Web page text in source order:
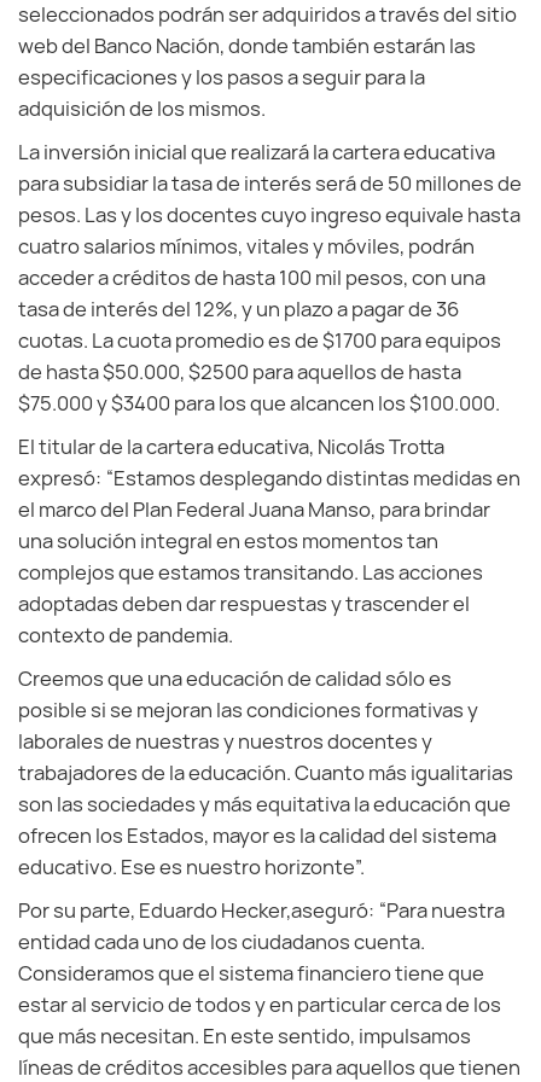
seleccionados podrán ser adquiridos a través del sitio
web del Banco Nación, donde también estarán las
especificaciones y los pasos a seguir para la
adquisición de los mismos.
La inversión inicial que realizará la cartera educativa
para subsidiar la tasa de interés será de 50 millones de
pesos. Las y los docentes cuyo ingreso equivale hasta
cuatro salarios mínimos, vitales y móviles, podrán
acceder a créditos de hasta 100 mil pesos, con una
tasa de interés del 12%, y un plazo a pagar de 36
cuotas. La cuota promedio es de $1700 para equipos
de hasta $50.000, $2500 para aquellos de hasta
$75.000 y $3400 para los que alcancen los $100.000.
El titular de la cartera educativa, Nicolás Trotta
expresó: “Estamos desplegando distintas medidas en
el marco del Plan Federal Juana Manso, para brindar
una solución integral en estos momentos tan
complejos que estamos transitando. Las acciones
adoptadas deben dar respuestas y trascender el
contexto de pandemia.
Creemos que una educación de calidad sólo es
posible si se mejoran las condiciones formativas y
laborales de nuestras y nuestros docentes y
trabajadores de la educación. Cuanto más igualitarias
son las sociedades y más equitativa la educación que
ofrecen los Estados, mayor es la calidad del sistema
educativo. Ese es nuestro horizonte”.
Por su parte, Eduardo Hecker,aseguró: “Para nuestra
entidad cada uno de los ciudadanos cuenta.
Consideramos que el sistema financiero tiene que
estar al servicio de todos y en particular cerca de los
que más necesitan. En este sentido, impulsamos
líneas de créditos accesibles para aquellos que tienen